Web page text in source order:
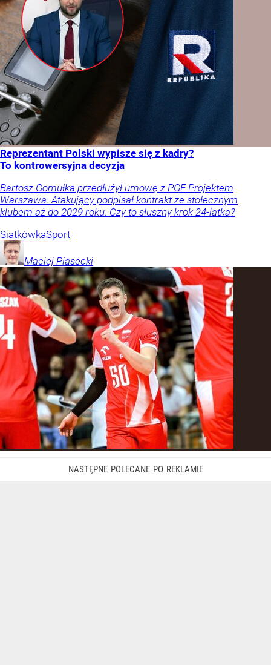
Reprezentant Polski wypisze się z kadry?
To kontrowersyjna decyzja
Bartosz Gomułka przedłużył umowę z PGE Projektem
Warszawa. Atakujący podpisał kontrakt ze stołecznym
klubem aż do 2029 roku. Czy to słuszny krok 24-latka?
SiatkówkaSport
Maciej Piasecki